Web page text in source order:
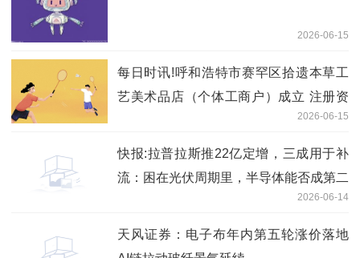
2026-06-15
每日时讯!呼和浩特市赛罕区拾遗本草工
艺美术品店（个体工商户）成立 注册资
2026-06-15
快报:拉普拉斯推22亿定增，三成用于补
流：困在光伏周期里，半导体能否成第二
2026-06-14
天风证券：电子布年内第五轮涨价落地